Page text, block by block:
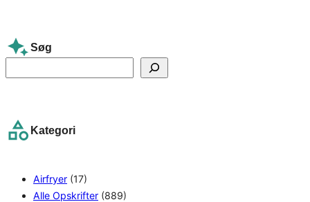
Søg
e
c
Kategori
Airfryer (17)
Alle Opskrifter (889)